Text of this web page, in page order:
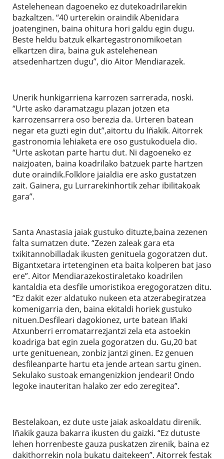
Astelehenean dagoeneko ez dutekoadrilarekin
bazkaltzen. “40 urterekin oraindik Abenidara
joatenginen, baina ohitura hori galdu egin dugu.
Beste heldu batzuk elkartegastronomikoetan
elkartzen dira, baina guk astelehenean
atsedenhartzen dugu”, dio Aitor Mendiarazek.
Unerik hunkigarriena karrozen sarrerada, noski.
“Urte asko daramatzagu plazan jotzen eta
karrozensarrera oso berezia da. Urteren batean
negar eta guzti egin dut”,aitortu du Iñakik. Aitorrek
gastronomia lehiaketa ere oso gustukoduela dio.
“Urte askotan parte hartu dut. Ni dagoeneko ez
naizjoaten, baina koadrilako batzuek parte hartzen
dute oraindik.Folklore jaialdia ere asko gustatzen
zait. Gainera, gu Lurrarekinhortik zehar ibilitakoak
gara”.
Santa Anastasia jaiak gustuko dituzte,baina zezenen
falta sumatzen dute. “Zezen zaleak gara eta
txikitannobilladak ikusten genituela gogoratzen dut.
Bigantxetara irtetenginen eta baita kolperen bat jaso
ere”. Aitor Mendiarazekostiraletako koadrilen
kantaldia eta desfile umoristikoa eregogoratzen ditu.
“Ez dakit ezer aldatuko nukeen eta atzerabegiratzea
komenigarria den, baina ekitaldi horiek gustuko
nituen.Desfileari dagokionez, urte batean Iñaki
Atxunberri erromatarrezjantzi zela eta astoekin
koadriga bat egin zuela gogoratzen du. Gu,20 bat
urte genituenean, zonbiz jantzi ginen. Ez genuen
desfileanparte hartu eta jende artean sartu ginen.
Sekulako sustoak emangenizkion jendeari! Ondo
legoke inauteritan halako zer edo zeregitea”.
Bestelakoan, ez dute uste jaiak askoaldatu direnik.
Iñakik gauza bakarra ikusten du gaizki. “Ez dutuste
lehen horrenbeste gauza puskatzen zirenik, baina ez
dakithorrekin nola bukatu daitekeen”. Aitorrek festak